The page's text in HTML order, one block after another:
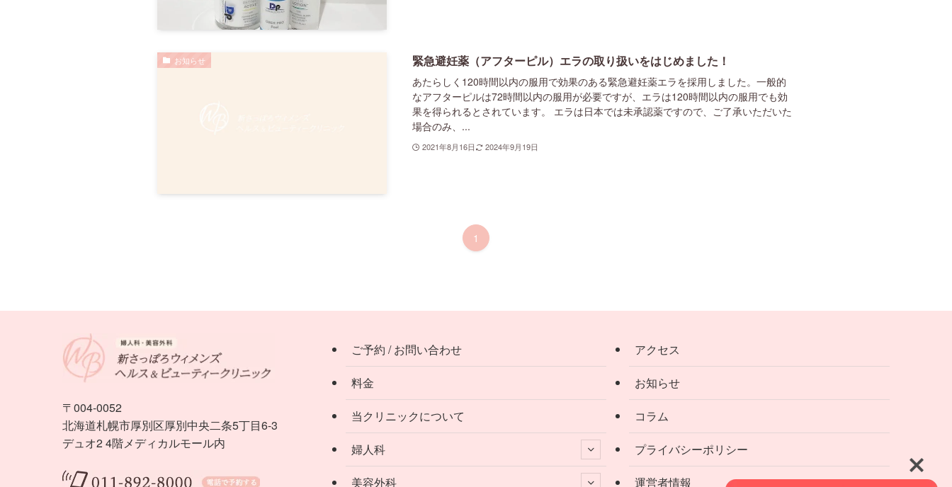
お知らせ 緊急避妊薬（アフターピル）エラの取り扱いをはじめました！
あたらしく120時間以内の服用で効果のある緊急避妊薬エラを採用しました。一般的
なアフターピルは72時間以内の服用が必要ですが、エラは120時間以内の服用でも効
果を得られるとされています。 エラは日本では未承認薬ですので、ご了承いただいた
場合のみ、...
2021年8月16日 2024年9月19日
1
〒004-0052
北海道札幌市厚別区厚別中央二条5丁目6-3
デュオ2 4階メディカルモール内
ご予約 / お問い合わせ
料金
当クリニックについて
婦人科
美容外科
アクセス
お知らせ
コラム
プライバシーポリシー
運営者情報